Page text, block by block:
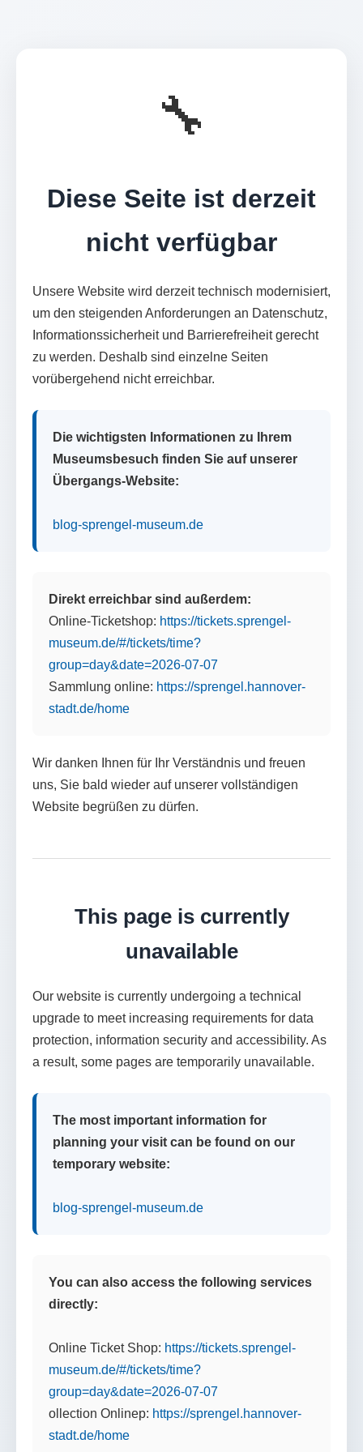
🔧
Diese Seite ist derzeit
nicht verfügbar
Unsere Website wird derzeit technisch modernisiert,
um den steigenden Anforderungen an Datenschutz,
Informationssicherheit und Barrierefreiheit gerecht
zu werden. Deshalb sind einzelne Seiten
vorübergehend nicht erreichbar.
Die wichtigsten Informationen zu Ihrem
Museumsbesuch finden Sie auf unserer
Übergangs-Website:
blog-sprengel-museum.de
Direkt erreichbar sind außerdem:
Online-Ticketshop: https://tickets.sprengel-
museum.de/#/tickets/time?
group=day&date=2026-07-07
Sammlung online: https://sprengel.hannover-
stadt.de/home
Wir danken Ihnen für Ihr Verständnis und freuen
uns, Sie bald wieder auf unserer vollständigen
Website begrüßen zu dürfen.
This page is currently
unavailable
Our website is currently undergoing a technical
upgrade to meet increasing requirements for data
protection, information security and accessibility. As
a result, some pages are temporarily unavailable.
The most important information for
planning your visit can be found on our
temporary website:
blog-sprengel-museum.de
You can also access the following services
directly:
Online Ticket Shop: https://tickets.sprengel-
museum.de/#/tickets/time?
group=day&date=2026-07-07
ollection Onlinep: https://sprengel.hannover-
stadt.de/home